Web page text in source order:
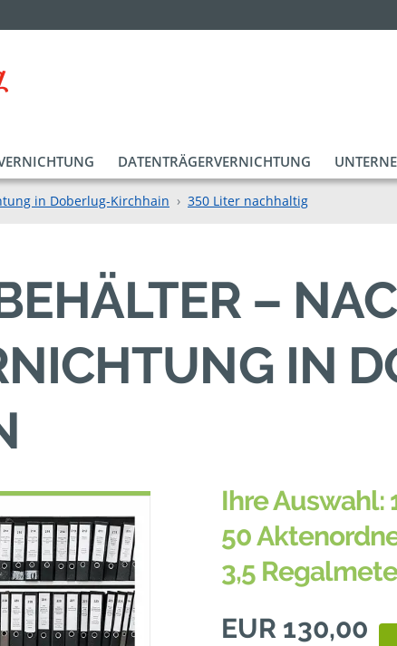
DATENTRÄGERVERNICHTUNG
in Doberlug-Kirchhain 350 Liter nachhaltig
–
IN
Ihre Auswahl:
50
3,5
EUR 130,00